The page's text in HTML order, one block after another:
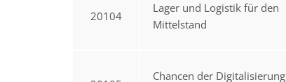
20104
Lager und Logistik für den
Mittelstand
Chancen der Digitalisierung